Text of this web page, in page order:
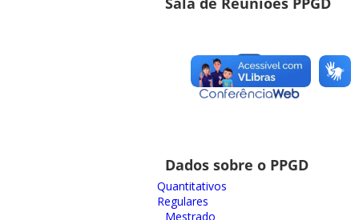
Dados sobre o PPGD
Quantitativos
Regulares
Mestrado